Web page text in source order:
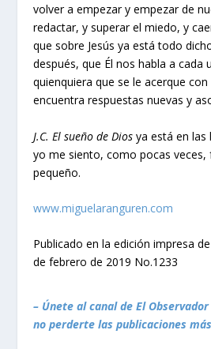
volver a empezar y empezar de
redactar, y superar el miedo, y
que sobre Jesús ya está todo
después, que Él nos habla a cada
quienquiera que se le acerque
encuentra respuestas nuevas y
J.C. El sueño de Dios ya está en las
yo me siento, como pocas veces,
pequeño.
www.miguelaranguren.com
Publicado en la edición impresa
de febrero de 2019 No.1233
– Únete al canal de El
no perderte las publicaciones